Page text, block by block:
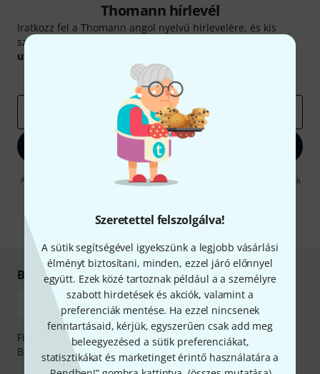
Szeretettel felszolgálva!
A sütik segítségével igyekszünk a legjobb vásárlási
élményt biztosítani, minden, ezzel járó előnnyel
együtt. Ezek közé tartoznak például a a személyre
szabott hirdetések és akciók, valamint a
preferenciák mentése. Ha ezzel nincsenek
fenntartásaid, kérjük, egyszerűen csak add meg
beleegyezésed a sütik preferenciákat,
statisztikákat és marketinget érintő használatára a
Thomann hírlevél
Iratkozz fel a Thomann angol nyelvű hírlevelére, és kis
szerencsével megnyerheted a
utalvány
Inspiráló gondolatok
Bejelentkezés
A "Bejelentkezés" gombra kattintva elfogadja, hogy e-mailben küldjünk
* Kitöltés kötelező
Biztonságos vásárlás és fizetés
Fizessen biztonságosan, titkosítással: Banki átutalás vagy
Betéti- vagy hitelkártya segítségével